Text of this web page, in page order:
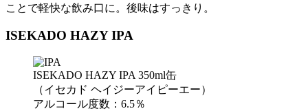
ことで軽快な飲み口に。後味はすっきり。
ISEKADO HAZY IPA
ISEKADO HAZY IPA 350ml缶
（イセカド ヘイジーアイピーエー）
アルコール度数：6.5％